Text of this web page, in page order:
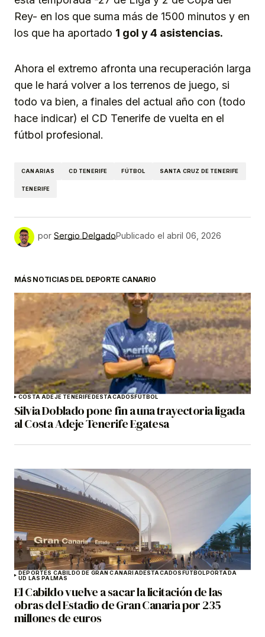
Rey- en los que suma más de 1500 minutos y en
los que ha aportado 1 gol y 4 asistencias.
Ahora el extremo afronta una recuperación larga
que le hará volver a los terrenos de juego, si
todo va bien, a finales del actual año con (todo
hace indicar) el CD Tenerife de vuelta en el
fútbol profesional.
CANARIAS CD TENERIFE FÚTBOL SANTA CRUZ DE TENERIFE
TENERIFE
por Sergio DelgadoPublicado el abril 06, 2026
MÁS NOTICIAS DEL DEPORTE CANARIO
COSTA ADEJE TENERIFEDESTACADOSFÚTBOL
Silvia Doblado pone fin a una trayectoria ligada
al Costa Adeje Tenerife Egatesa
DEPORTES CABILDO DE GRAN CANARIADESTACADOSFÚTBOLPORTADA
UD LAS PALMAS
El Cabildo vuelve a sacar la licitación de las
obras del Estadio de Gran Canaria por 235
millones de euros